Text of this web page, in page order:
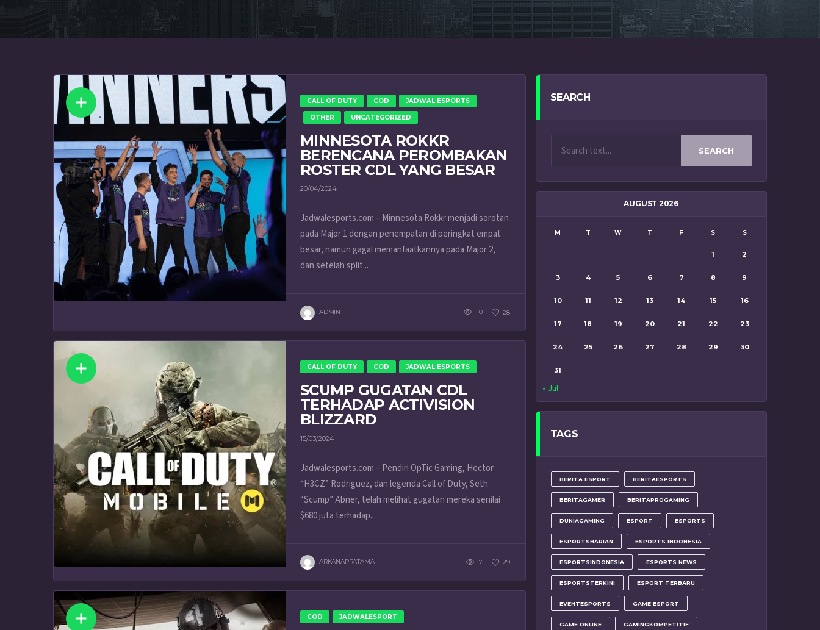
CALL OF DUTY COD JADWAL ESPORTS
OTHER UNCATEGORIZED
MINNESOTA ROKKR
BERENCANA PEROMBAKAN
ROSTER CDL YANG BESAR
20/04/2024
Jadwalesports.com – Minnesota Rokkr menjadi sorotan
pada Major 1 dengan penempatan di peringkat empat
besar, namun gagal memanfaatkannya pada Major 2,
dan setelah split...
ADMIN 10 28
CALL OF DUTY COD JADWAL ESPORTS
SCUMP GUGATAN CDL
TERHADAP ACTIVISION
BLIZZARD
15/03/2024
Jadwalesports.com – Pendiri OpTic Gaming, Hector
“H3CZ” Rodriguez, dan legenda Call of Duty, Seth
“Scump” Abner, telah melihat gugatan mereka senilai
$680 juta terhadap...
ARKANAPRATAMA 7 29
COD JADWALESPORT
SEARCH
SEARCH
AUGUST 2026
M T W T F S S
1 2
3 4 5 6 7 8 9
10 11 12 13 14 15 16
17 18 19 20 21 22 23
24 25 26 27 28 29 30
31
« Jul
TAGS
BERITA ESPORT BERITAESPORTS
BERITAGAMER BERITAPROGAMING
DUNIAGAMING ESPORT ESPORTS
ESPORTSHARIAN ESPORTS INDONESIA
ESPORTSINDONESIA ESPORTS NEWS
ESPORTSTERKINI ESPORT TERBARU
EVENTESPORTS GAME ESPORT
GAME ONLINE GAMINGKOMPETITIF